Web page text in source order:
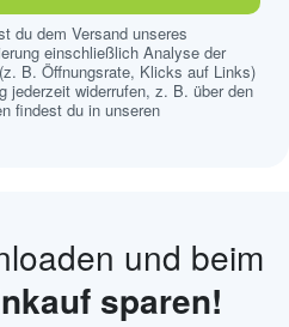
du dem Versand unseres
einschließlich Analyse der
B. Öffnungsrate, Klicks auf Links)
jederzeit widerrufen, z. B. über den
findest du in unseren
und beim
sparen!